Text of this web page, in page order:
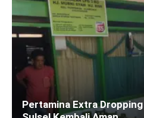
Pertamina Extra